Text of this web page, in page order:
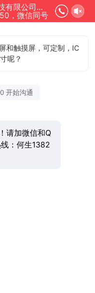
深圳市鸿佳联合科技有限公司正在为您服务
，微信同号
和触摸屏，可定制，IC
呢？
开始沟通
请加微信和Q
：何生1382